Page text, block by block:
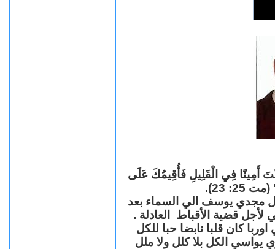
أَمِينًا فِي الْقَلِيلِ فَأُقِيمُكَ عَلَى
23).
مجدي يوسف الي السماء بعد
قضية الأقباط العادلة .
كان قلبا نابضا حبا للكل
يواسي الكل بلا كلل ولا ملل